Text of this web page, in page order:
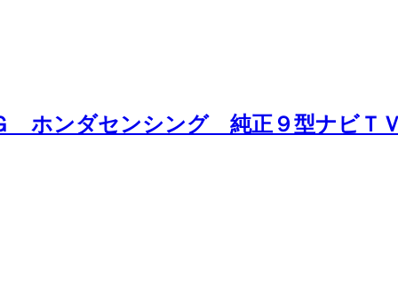
ホンダセンシング 純正９型ナビ